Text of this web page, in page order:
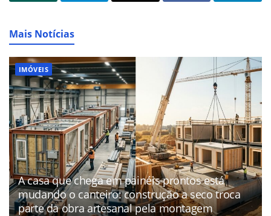
Mais Notícias
IMÓVEIS
A casa que chega em painéis prontos está
mudando o canteiro: construção a seco troca
parte da obra artesanal pela montagem